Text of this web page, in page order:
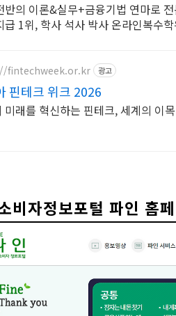
반의 이론&실무+금융기법 연마로
급 1위, 학사 석사 박사 온라인복수
fintechweek.or.kr 광고
핀테크 위크 2026
미래를 혁신하는 핀테크, 세계의 이
비자정보포털 파인 홈